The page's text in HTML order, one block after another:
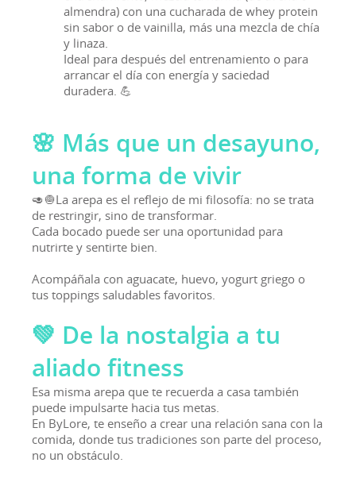
almendra) con una cucharada de whey protein
sin sabor o de vainilla, más una mezcla de chía
y linaza.
Ideal para después del entrenamiento o para
arrancar el día con energía y saciedad
duradera. 💪
🌸 Más que un desayuno,
una forma de vivir
🥑🧅La arepa es el reflejo de mi filosofía: no se trata
de restringir, sino de transformar.
Cada bocado puede ser una oportunidad para
nutrirte y sentirte bien.
Acompáñala con aguacate, huevo, yogurt griego o
tus toppings saludables favoritos.
💚 De la nostalgia a tu
aliado fitness
Esa misma arepa que te recuerda a casa también
puede impulsarte hacia tus metas.
En ByLore, te enseño a crear una relación sana con la
comida, donde tus tradiciones son parte del proceso,
no un obstáculo.